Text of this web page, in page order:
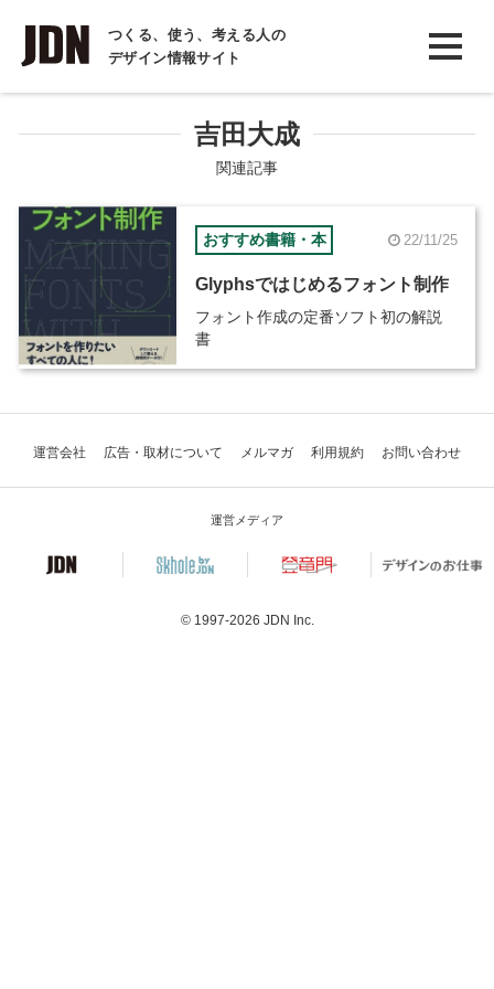
つくる、使う、考える人の
デザイン情報サイト
INTERVIEW
インタビュー
COLUMN
コラム
吉田大成
関連記事
おすすめ書籍・本 22/11/25
Glyphsではじめるフォント制作
フォント作成の定番ソフト初の解説
書
運営会社 広告・取材について メルマガ 利用規約 お問い合わせ
運営メディア
© 1997-2026 JDN Inc.